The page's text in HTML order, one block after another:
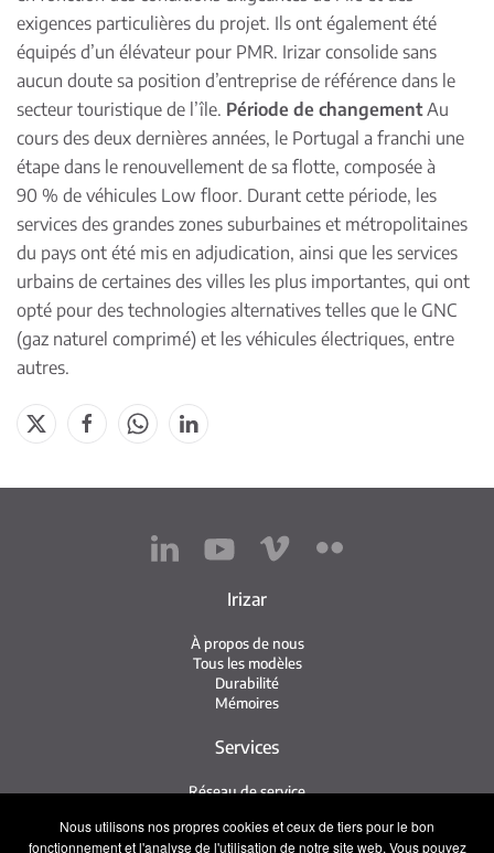
Nous utilisons nos propres cookies et ceux de tiers pour le bon
fonctionnement et l'analyse de l'utilisation de notre site web. Vous pouvez
exigences particulières du projet. Ils ont également été
équipés d’un élévateur pour PMR. Irizar consolide sans
aucun doute sa position d’entreprise de référence dans le
secteur touristique de l’île. Période de changementAu
cours des deux dernières années, le Portugal a franchi une
étape dans le renouvellement de sa flotte, composée à
90 % de véhicules Low floor. Durant cette période, les
services des grandes zones suburbaines et métropolitaines
du pays ont été mis en adjudication, ainsi que les services
urbains de certaines des villes les plus importantes, qui ont
opté pour des technologies alternatives telles que le GNC
(gaz naturel comprimé) et les véhicules électriques, entre
autres.
Irizar
À propos de nous
Tous les modèles
Durabilité
Mémoires
Services
Réseau de service
iService